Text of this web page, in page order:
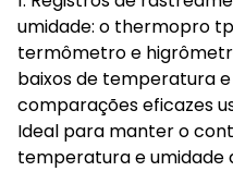
umidade: o thermopro
termômetro e
baixos de temperatura
comparações eficazes
Ideal para manter o
temperatura e umidade